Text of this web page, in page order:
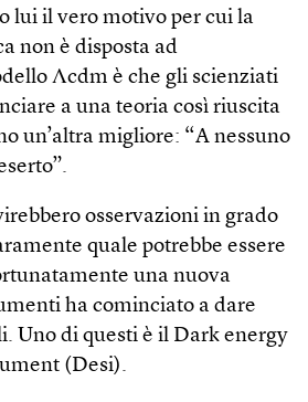
lui il vero motivo per cui la
non è disposta ad
Λcdm è che gli scienziati
a una teoria così riuscita
un’altra migliore: “A nessuno
osservazioni in grado
quale potrebbe essere
una nuova
ha cominciato a dare
Uno di questi è il Dark energy
(Desi).